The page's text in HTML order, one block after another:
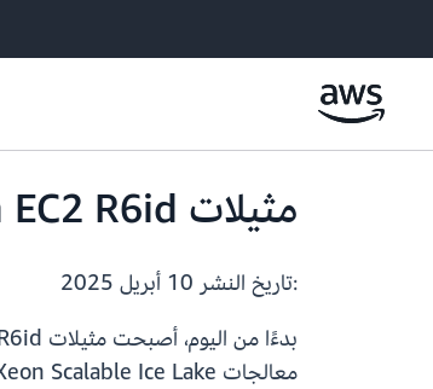
مثيلات Amazon EC2 R6id متوفرة الآن في منطقة أوروبا (إسبانيا)
:تاريخ النشر